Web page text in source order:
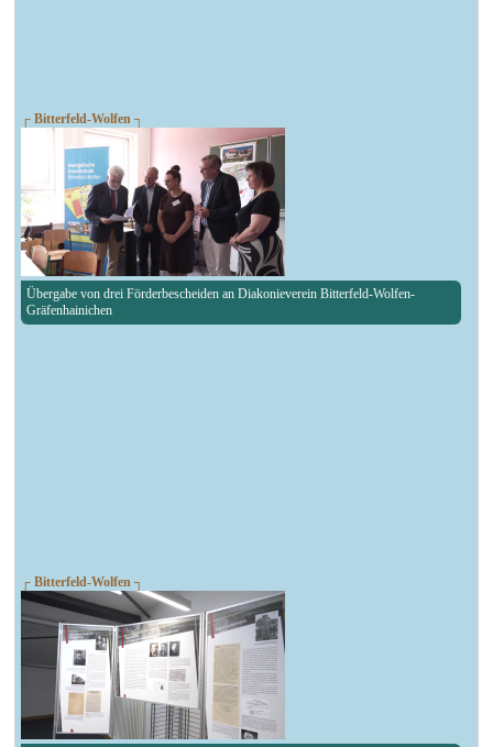
┌ Bitterfeld-Wolfen ┐
Übergabe von drei Förderbescheiden an Diakonieverein Bitterfeld-Wolfen-
Gräfenhainichen
┌ Bitterfeld-Wolfen ┐